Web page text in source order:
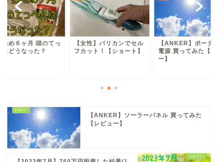
【女性】バリカンでセル
フカット！【ショート】
【ANKER】ポータブル
電源 買ってみた【レビュ
ヘナ染め
ぺんはど
【ANKER】ソーラーパネル 買ってみた
【レビュー】